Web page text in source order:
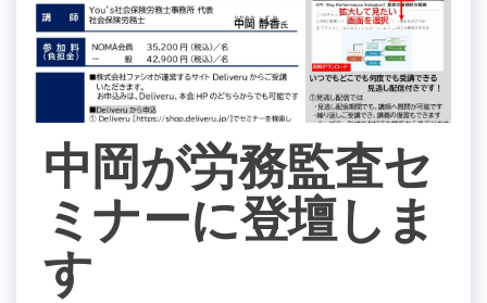
中岡が労務監査セ
ミナーに登壇しま
す